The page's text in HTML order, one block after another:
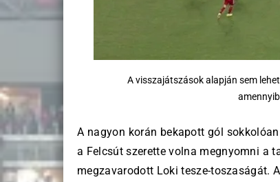
A visszajátszások alapján sem
A nagyon korán bekapott gól
a Felcsút szerette volna megnyomni a
megzavarodott Loki tesze-toszaságát.